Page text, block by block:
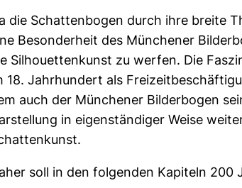
die Schattenbogen durch ihre breite
Besonderheit des Münchener
Silhouettenkunst zu werfen. Die
18. Jahrhundert als
auch der Münchener Bilderbogen
in eigenständiger Weise
soll in den folgenden Kapiteln